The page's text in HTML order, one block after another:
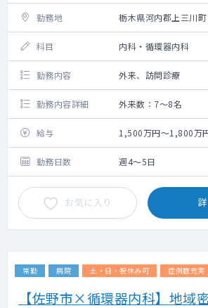
勤務地 栃木県河内郡上三川町
科目 内科・循環器内科
勤務内容 外来、訪問診療
勤務内容詳細 外来数：7～8名
給与 1,500万円～1,800万
勤務日数 週4～5日
お気に入り
常勤 病院 土・日・祝休み可 症例数充実
【佐野市×循環器内科】地域